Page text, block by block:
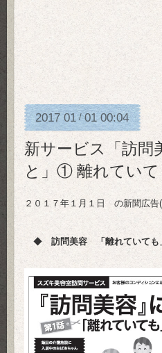
2017 01/01 00:04
新サービス「訪問
と」① 離れていて
２０１７年１月１日 の新聞広告(
◆ 訪問美容 「離れていて